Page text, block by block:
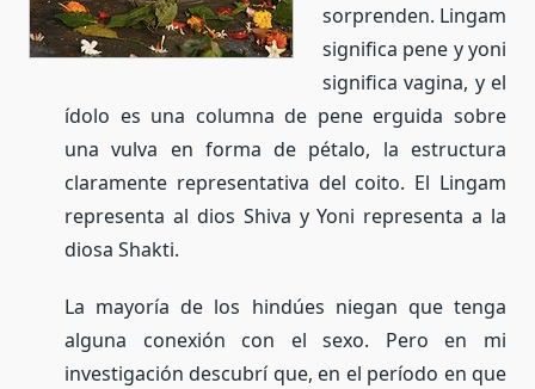
sorprenden. Lingam
significa pene y yoni
significa vagina, y el
ídolo es una columna de pene erguida sobre
una vulva en forma de pétalo, la estructura
claramente representativa del coito. El Lingam
representa al dios Shiva y Yoni representa a la
diosa Shakti.
La mayoría de los hindúes niegan que tenga
alguna conexión con el sexo. Pero en mi
investigación descubrí que, en el período en que